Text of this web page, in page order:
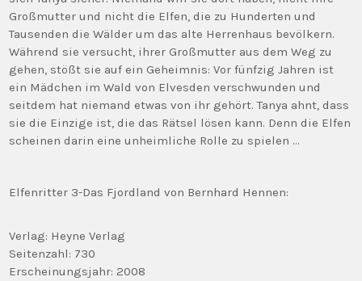
Großmutter und nicht die Elfen, die zu Hunderten und
Tausenden die Wälder um das alte Herrenhaus bevölkern.
Während sie versucht, ihrer Großmutter aus dem Weg zu
gehen, stößt sie auf ein Geheimnis: Vor fünfzig Jahren ist
ein Mädchen im Wald von Elvesden verschwunden und
seitdem hat niemand etwas von ihr gehört. Tanya ahnt, dass
sie die Einzige ist, die das Rätsel lösen kann. Denn die Elfen
scheinen darin eine unheimliche Rolle zu spielen …
Elfenritter 3-Das Fjordland von Bernhard Hennen:
Verlag: Heyne Verlag
Seitenzahl: 730
Erscheinungsjahr: 2008